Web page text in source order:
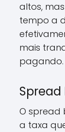
altos,
tempo a
mais
pagando.
O spread
a taxa